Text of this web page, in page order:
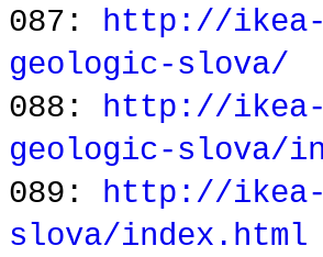
087: http://ikea-
geologic-slova/
088: http://ikea-
geologic-slova/
089: http://ikea-
slova/index.html